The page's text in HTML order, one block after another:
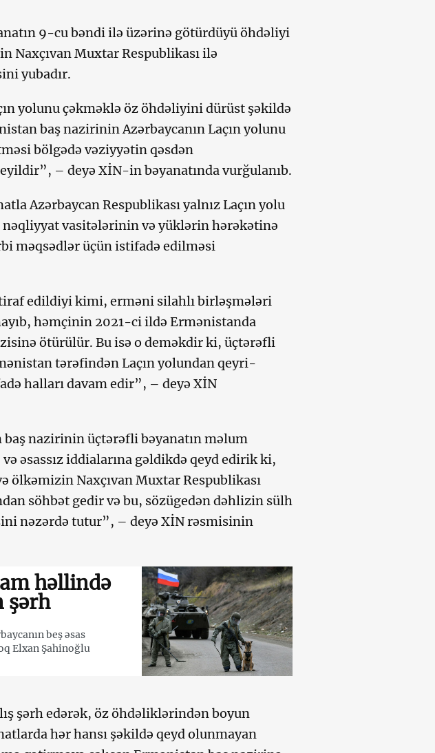
9-cu bəndi ilə üzərinə götürdüyü öhdəliyi
Naxçıvan Muxtar Respublikası ilə
yubadır.
yolunu çəkməklə öz öhdəliyini dürüst şəkildə
baş nazirinin Azərbaycanın Laçın yolunu
bölgədə vəziyyətin qəsdən
– deyə XİN-in bəyanatında vurğulanıb.
Azərbaycan Respublikası yalnız Laçın yolu
vasitələrinin və yüklərin hərəkətinə
məqsədlər üçün istifadə edilməsi
edildiyi kimi, erməni silahlı birləşmələri
həmçinin 2021-ci ildə Ermənistanda
ötürülür. Bu isə o deməkdir ki, üçtərəfli
tərəfindən Laçın yolundan qeyri-
halları davam edir”, – deyə XİN
nazirinin üçtərəfli bəyanatın məlum
əsassız iddialarına gəldikdə qeyd edirik ki,
ölkəmizin Naxçıvan Muxtar Respublikası
söhbət gedir və bu, sözügedən dəhlizin sülh
nəzərdə tutur”, – deyə XİN rəsmisinin
həllində
şərh
beş əsas
Elxan Şahinoğlu
şərh edərək, öz öhdəliklərindən boyun
hər hansı şəkildə qeyd olunmayan